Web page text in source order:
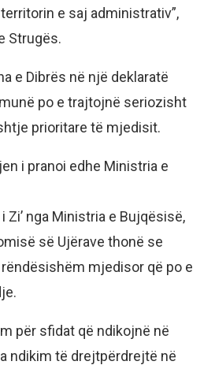
e saj administrativ”,
Strugës.
e Dibrës në një deklaratë
po e trajtojnë seriozisht
prioritare të mjedisit.
i pranoi edhe Ministria e
Zi’ nga Ministria e Bujqësisë,
së Ujërave thonë se
mjedisor që po e
për sfidat që ndikojnë në
ndikim të drejtpërdrejtë në